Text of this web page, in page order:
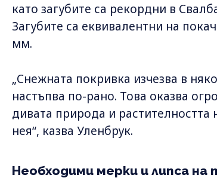
като загубите са рекордни в
Загубите са еквивалентни на
мм.
„Снежната покривка изчезва в
настъпва по-рано. Това оказва
дивата природа и
нея“, казва Уленбрук.
Необходими мерки и липса на